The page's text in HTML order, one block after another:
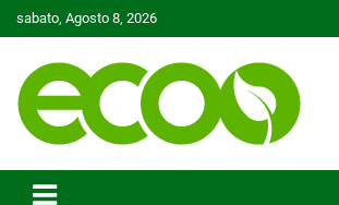
to
sabato, Agosto 8, 2026
Ecoo.it